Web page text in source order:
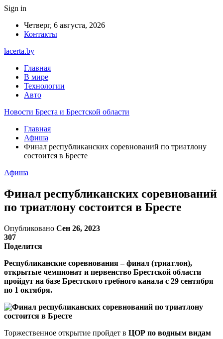
Sign in
Четверг, 6 августа, 2026
Контакты
lacerta.by
Главная
В мире
Технологии
Авто
Новости Бреста и Брестской области
Главная
Афиша
Финал республиканских соревнований по триатлону
состоится в Бресте
Афиша
Финал республиканских соревнований
по триатлону состоится в Бресте
Опубликовано Сен 26, 2023
307
Поделится
Республиканские соревнования – финал (триатлон),
открытые чемпионат и первенство Брестской области
пройдут на базе Брестского гребного канала с 29 сентября
по 1 октября.
Торжественное открытие пройдет в ЦОР по водным видам